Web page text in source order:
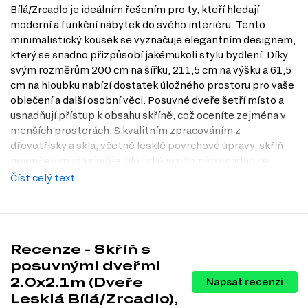
Bílá/Zrcadlo je ideálním řešením pro ty, kteří hledají
moderní a funkční nábytek do svého interiéru. Tento
minimalistický kousek se vyznačuje elegantním designem,
který se snadno přizpůsobí jakémukoli stylu bydlení. Díky
svým rozměrům 200 cm na šířku, 211,5 cm na výšku a 61,5
cm na hloubku nabízí dostatek úložného prostoru pro vaše
oblečení a další osobní věci. Posuvné dveře šetří místo a
usnadňují přístup k obsahu skříně, což oceníte zejména v
menších prostorách. S kvalitním zpracováním z
dřevotřísky a skla, včetně lesklé povrchové úpravy, skříň
nejenže vypadá skvěle, ale také je odolná a snadno se
udržuje. Navštivte naši prodejnu v Praze a objevte, jak
Dostupné modifikace produktu
Skříň je k dispozici v následujících modifikacích:
Lesklá bílá
Lesklá bílá se zrcadlem
Číst celý text
Recenze - Skříň s
posuvnými dveřmi
2.0x2.1m (Dveře
Lesklá Bílá/Zrcadlo),
Napsat recenzi